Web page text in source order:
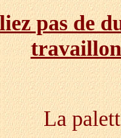
pas de
La